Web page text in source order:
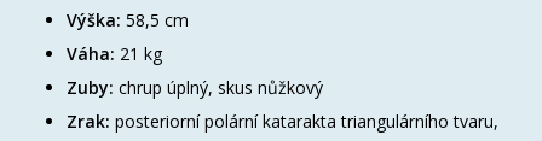
Výška: 58,5 cm
Váha: 21 kg
Zuby: chrup úplný, skus nůžkový
Zrak: posteriorní polární katarakta triangulárního tvaru,